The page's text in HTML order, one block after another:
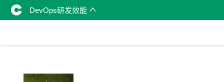
DevOps研发效能